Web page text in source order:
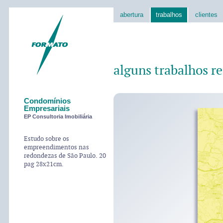
abertura trabalhos clientes
Condomínios
Empresariais
EP Consultoria Imobiliária
Estudo sobre os
empreendimentos nas
redondezas de São Paulo. 20
pag 28x21cm.
alguns trabalhos